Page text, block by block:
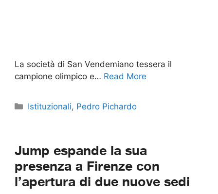
La società di San Vendemiano tessera il
campione olimpico e… Read More
Categorie
Istituzionali, Pedro Pichardo
Jump espande la sua
presenza a Firenze con
l’apertura di due nuove sedi